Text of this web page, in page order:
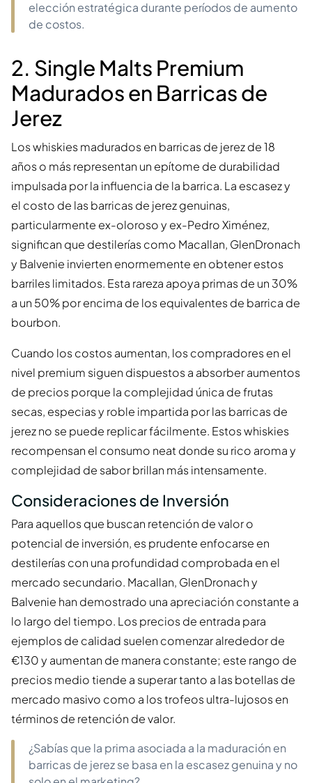
elección estratégica durante períodos de aumento
de costos.
2. Single Malts Premium
Madurados en Barricas de
Jerez
Los whiskies madurados en barricas de jerez de 18
años o más representan un epítome de durabilidad
impulsada por la influencia de la barrica. La escasez y
el costo de las barricas de jerez genuinas,
particularmente ex-oloroso y ex-Pedro Ximénez,
significan que destilerías como Macallan, GlenDronach
y Balvenie invierten enormemente en obtener estos
barriles limitados. Esta rareza apoya primas de un 30%
a un 50% por encima de los equivalentes de barrica de
bourbon.
Cuando los costos aumentan, los compradores en el
nivel premium siguen dispuestos a absorber aumentos
de precios porque la complejidad única de frutas
secas, especias y roble impartida por las barricas de
jerez no se puede replicar fácilmente. Estos whiskies
recompensan el consumo neat donde su rico aroma y
complejidad de sabor brillan más intensamente.
Consideraciones de Inversión
Para aquellos que buscan retención de valor o
potencial de inversión, es prudente enfocarse en
destilerías con una profundidad comprobada en el
mercado secundario. Macallan, GlenDronach y
Balvenie han demostrado una apreciación constante a
lo largo del tiempo. Los precios de entrada para
ejemplos de calidad suelen comenzar alrededor de
€130 y aumentan de manera constante; este rango de
precios medio tiende a superar tanto a las botellas de
mercado masivo como a los trofeos ultra-lujosos en
términos de retención de valor.
¿Sabías que la prima asociada a la maduración en
barricas de jerez se basa en la escasez genuina y no